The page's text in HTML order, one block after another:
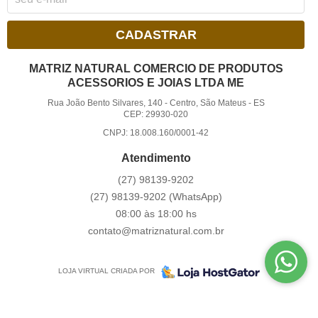
CADASTRAR
MATRIZ NATURAL COMERCIO DE PRODUTOS
ACESSORIOS E JOIAS LTDA ME
Rua João Bento Silvares, 140- Centro, São Mateus- ES
CEP: 29930-020
CNPJ: 18.008.160/0001-42
Atendimento
(27) 98139-9202
(27) 98139-9202 (WhatsApp)
08:00 às 18:00 hs
contato@matriznatural.com.br
LOJA VIRTUAL CRIADA POR